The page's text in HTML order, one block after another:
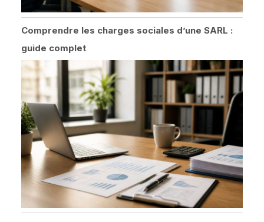
Comprendre les charges sociales d’une SARL :
guide complet